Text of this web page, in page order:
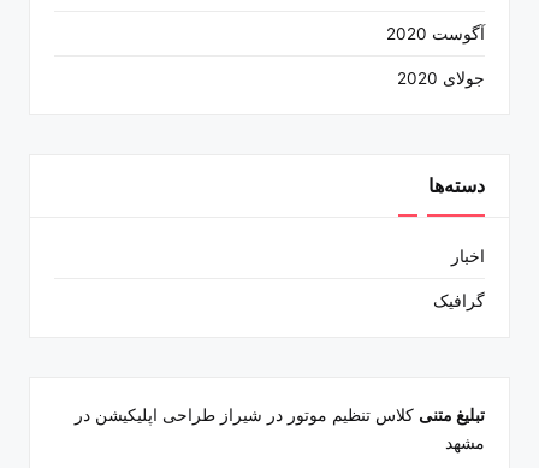
آگوست 2020
جولای 2020
دسته‌ها
اخبار
گرافیک
تبلیغ متنی کلاس تنظیم موتور در شیراز طراحی اپلیکیشن در
مشهد